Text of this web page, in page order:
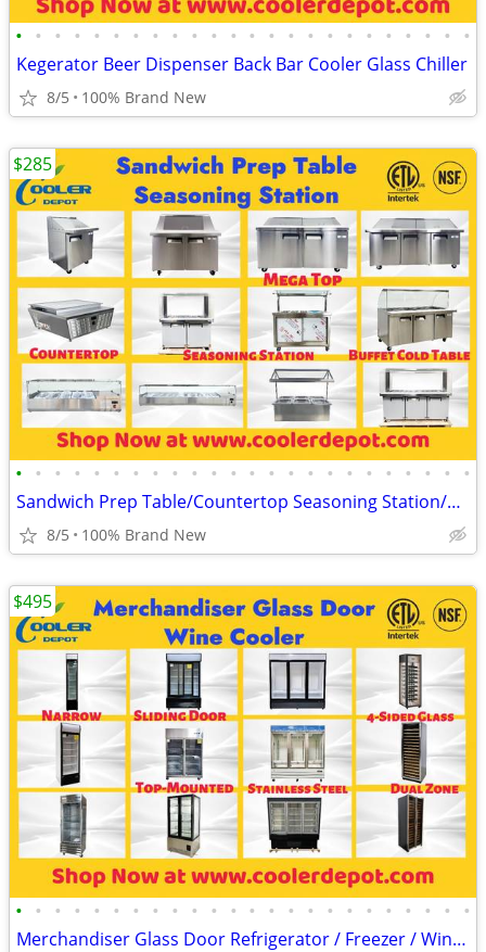
• • • • • • • • • • • • • • • • • • • • • • • •
Kegerator Beer Dispenser Back Bar Cooler Glass Chiller
8/5 100% Brand New
• • • • • • • • • • • • • • • • • • • • • • • •
Sandwich Prep Table/Countertop Seasoning Station/Buffet Cold Table
8/5 100% Brand New
$285
• • • • • • • • • • • • • • • • • • • • • • • •
Merchandiser Glass Door Refrigerator / Freezer / Wine Cooler
$495